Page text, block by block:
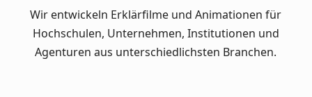
Wir entwickeln Erklärfilme und Animationen für
Hochschulen, Unternehmen, Institutionen und
Agenturen aus unterschiedlichsten Branchen.